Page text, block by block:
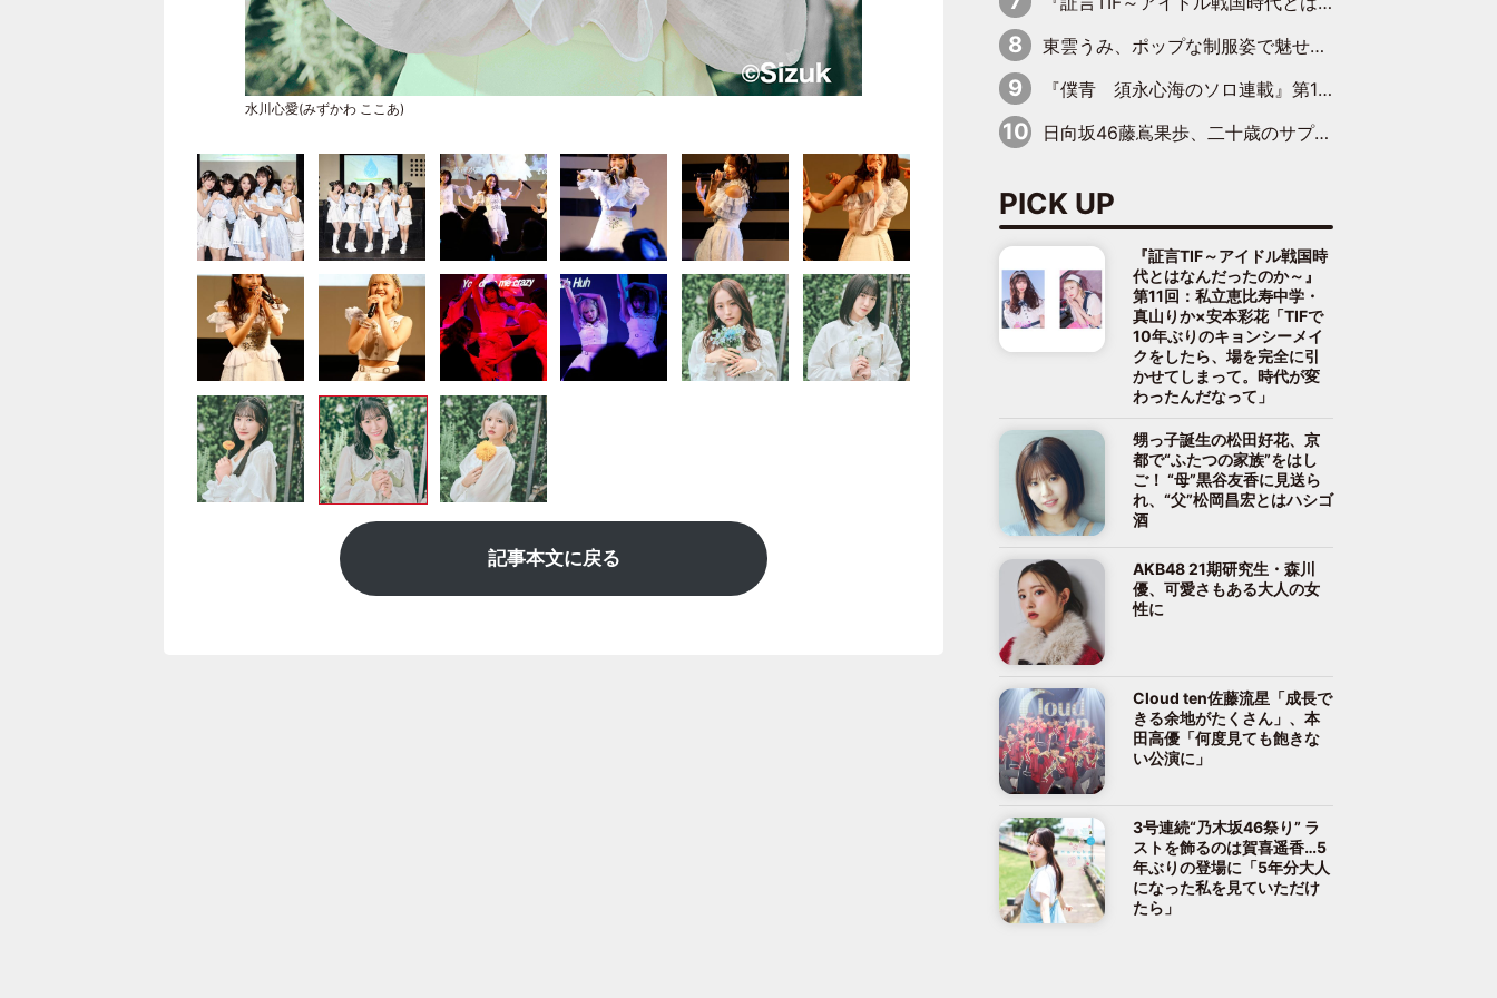
水川心愛(みずかわ ここあ)
記事本文に戻る
東雲うみ、ポップな制服姿で魅せる“東雲グリーン”の正体
『僕青 須永心海のソロ連載』第18回：「バーゲンセールハンターみうな inしまむら」編
日向坂46藤嶌果歩、二十歳のサプライズバースデーに大喜び「頼られる先輩になれるように努力していきたい」
PICK UP
『証言TIF～アイドル戦国時
代とはなんだったのか～』
第11回：私立恵比寿中学・
真山りか×安本彩花「TIFで
10年ぶりのキョンシーメイ
クをしたら、場を完全に引
かせてしまって。時代が変
わったんだなって」
甥っ子誕生の松田好花、京
都で“ふたつの家族”をはし
ご！ “母”黒谷友香に見送ら
れ、“父”松岡昌宏とはハシゴ
酒
AKB48 21期研究生・森川
優、可愛さもある大人の女
性に
Cloud ten佐藤流星「成長で
きる余地がたくさん」、本
田高優「何度見ても飽きな
い公演に」
3号連続“乃木坂46祭り” ラ
ストを飾るのは賀喜遥香…5
年ぶりの登場に「5年分大人
になった私を見ていただけ
たら」